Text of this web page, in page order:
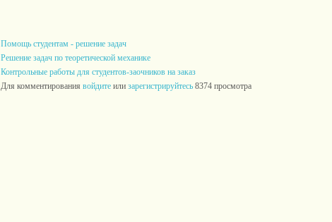
Помощь студентам - решение задач
Решение задач по теоретической механике
Контрольные работы для студентов-заочников на заказ
Для комментирования войдитеили зарегистрируйтесь 8374 просмотра